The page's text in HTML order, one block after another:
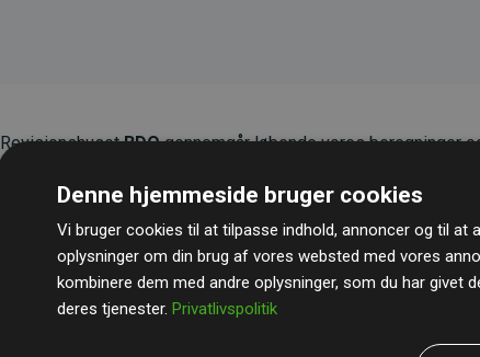
RevisionshusetBDOgennemgår løbende vores beregninger
gennemsnit kompenserer for
200% af medlemmernes
CO₂-udledninger .
Denne hjemmeside bruger cookies
Vi bruger cookies til at tilpasse indhold, annoncer og til at
oplysninger om din brug af vores websted med vores
kombinere dem med andre oplysninger, som du har givet
deres tjenester. Privatlivspolitik